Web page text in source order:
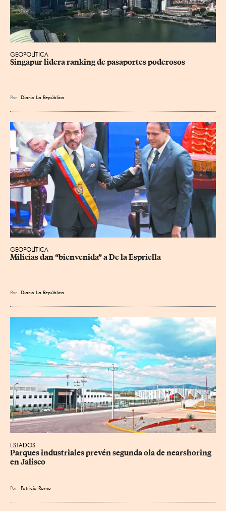
GEOPOLÍTICA
Singapur lidera ranking de pasaportes poderosos
Por Diario La República
GEOPOLÍTICA
Milicias dan “bienvenida” a De la Espriella
Por Diario La República
ESTADOS
Parques industriales prevén segunda ola de nearshoring
en Jalisco
Por Patricia Romo